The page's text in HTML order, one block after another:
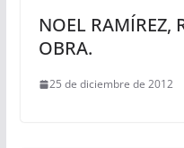
NOEL RAMÍREZ,
OBRA.
25 de diciembre de 2012